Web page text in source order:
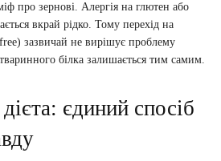
про зернові. Алергія на глютен або
вкрай рідко. Тому перехід на
зазвичай не вирішує проблему
білка залишається тим самим.
єдиний спосіб